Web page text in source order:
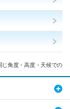
角度・高度・天候での